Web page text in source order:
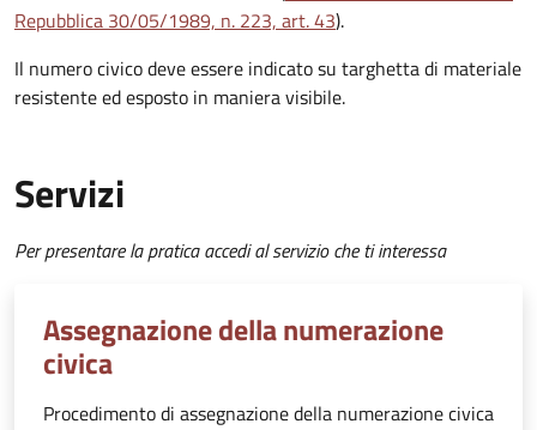
Repubblica 30/05/1989, n. 223, art. 43).
Il numero civico deve essere indicato su targhetta di materiale
resistente ed esposto in maniera visibile.
Servizi
Per presentare la pratica accedi al servizio che ti interessa
Assegnazione della numerazione
civica
Procedimento di assegnazione della numerazione civica